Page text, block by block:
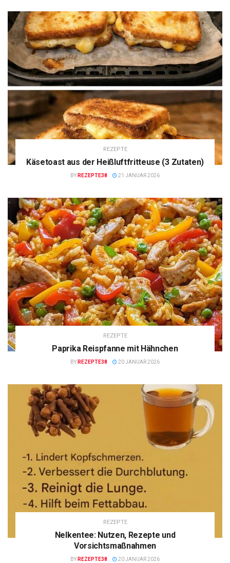
REZEPTE
Käsetoast aus der Heißluftfritteuse (3 Zutaten)
BY REZEPTE38 21 JANUAR 2026
REZEPTE
Paprika Reispfanne mit Hähnchen
BY REZEPTE38 20 JANUAR 2026
REZEPTE
Nelkentee: Nutzen, Rezepte und
Vorsichtsmaßnahmen
BY REZEPTE38 20 JANUAR 2026